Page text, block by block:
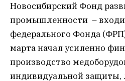
Новосибирский Фонд
промышленности –
федерального Фонда
марта начал усиленно
производство
индивидуальной защиты,